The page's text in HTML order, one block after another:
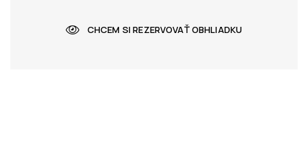
CHCEM SI REZERVOVAŤ OBHLIADKU